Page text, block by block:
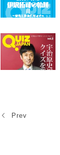
Prev